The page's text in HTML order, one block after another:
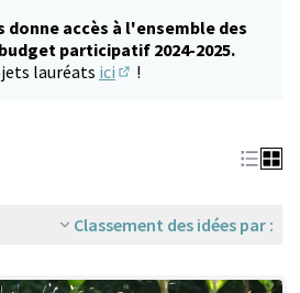
donne accès à l'ensemble des
participatif 2024-2025.
lauréats ici !
Classement des idées par :